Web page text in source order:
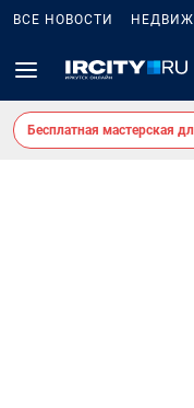
ВСЕ НОВОСТИ
Бесплатная мастерская